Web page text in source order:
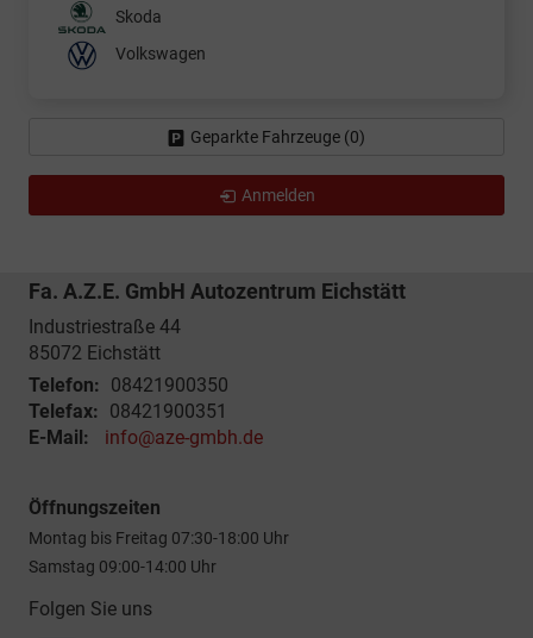
Skoda
Volkswagen
Geparkte Fahrzeuge (0)
Anmelden
Fa. A.Z.E. GmbH Autozentrum Eichstätt
Industriestraße 44
85072 Eichstätt
Telefon: 08421900350
Telefax: 08421900351
E-Mail:
info@aze-gmbh.de
Öffnungszeiten
Montag bis Freitag 07:30-18:00 Uhr
Samstag 09:00-14:00 Uhr
Folgen Sie uns